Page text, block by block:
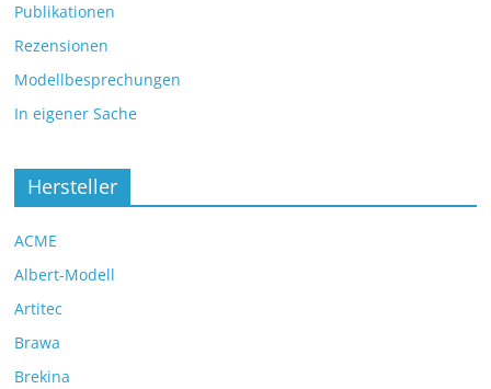
Publikationen
Rezensionen
Modellbesprechungen
In eigener Sache
Hersteller
ACME
Albert-Modell
Artitec
Brawa
Brekina